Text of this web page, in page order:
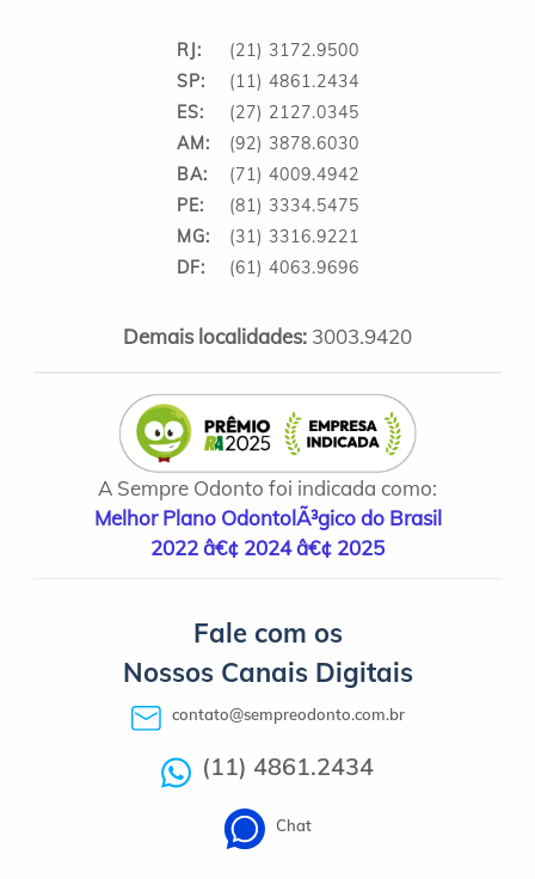
RJ:
(21) 3172.9500
SP:
(11) 4861.2434
ES:
(27) 2127.0345
AM:
(92) 3878.6030
BA:
(71) 4009.4942
PE:
(81) 3334.5475
MG:
(31) 3316.9221
DF:
(61) 4063.9696
Demais localidades: 3003.9420
A Sempre Odonto foi indicada como:
Melhor Plano OdontolÃ³gico do Brasil
2022 â€¢ 2024 â€¢ 2025
Fale com os
Nossos Canais Digitais
contato@sempreodonto.com.br
(11) 4861.2434
Chat